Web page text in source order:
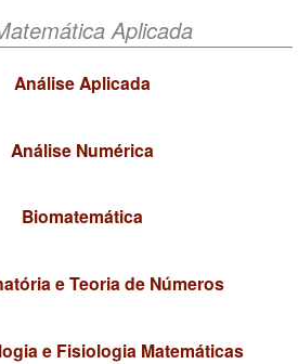
Aplicada
Análise Aplicada
Análise Numérica
Biomatemática
e Teoria de Números
e Fisiologia Matemáticas